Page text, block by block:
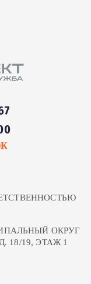
ОКРУГ
18/19, ЭТАЖ 1